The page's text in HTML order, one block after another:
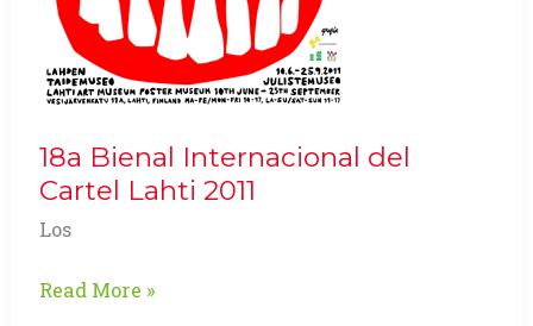
18a Bienal Internacional del
Cartel Lahti 2011
Los
18a
Read More »